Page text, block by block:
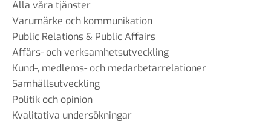
Alla våra tjänster
Varumärke och kommunikation
Public Relations & Public Affairs
Affärs- och verksamhetsutveckling
Kund-, medlems- och medarbetarrelationer
Samhällsutveckling
Politik och opinion
Kvalitativa undersökningar